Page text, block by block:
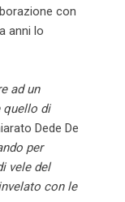
con
anni lo
ad un
quello di
Dede De
per
vele del
con le